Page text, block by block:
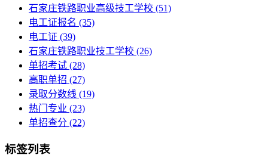
石家庄铁路职业高级技工学校​ (51)
电工证报名 (35)
电工证 (39)
石家庄铁路职业技工学校 (26)
单招考试 (28)
高职单招 (27)
录取分数线 (19)
热门专业 (23)
单招查分 (22)
标签列表